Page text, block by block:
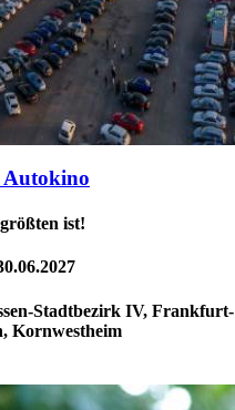
ist!
Stadtbezirk IV, Frankfurt-
Kornwestheim